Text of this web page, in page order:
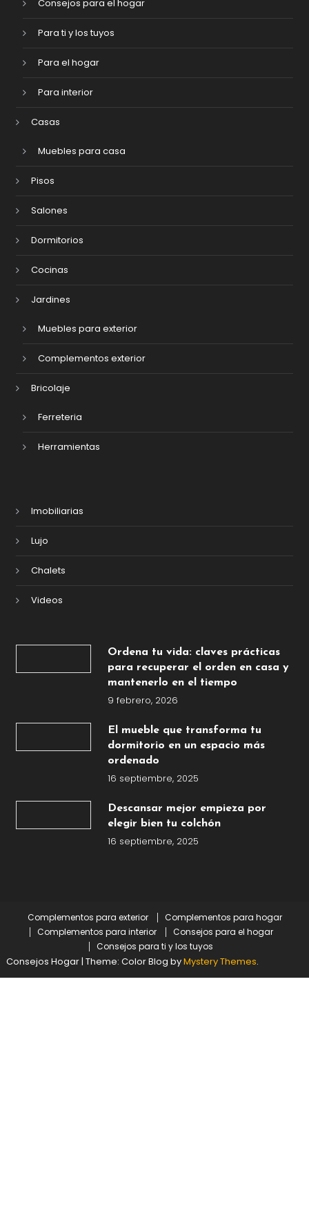
Consejos para el hogar
Para ti y los tuyos
Para el hogar
Para interior
Casas
Muebles para casa
Pisos
Salones
Dormitorios
Cocinas
Jardines
Muebles para exterior
Complementos exterior
Bricolaje
Ferreteria
Herramientas
Imobiliarias
Lujo
Chalets
Videos
Ordena tu vida: claves prácticas
para recuperar el orden en casa y
mantenerlo en el tiempo
9 febrero, 2026
El mueble que transforma tu
dormitorio en un espacio más
ordenado
16 septiembre, 2025
Descansar mejor empieza por
elegir bien tu colchón
16 septiembre, 2025
Complementos para exterior
Complementos para hogar
Complementos para interior
Consejos para el hogar
Consejos para ti y los tuyos
Consejos Hogar| Theme: Color Blog byMystery Themes.